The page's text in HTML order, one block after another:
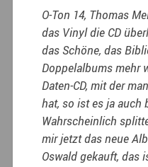
O-Ton 14, Thomas
das Vinyl die CD
das Schöne, das
Doppelalbums mehr
Daten-CD, mit der
hat, so ist es ja auch
Wahrscheinlich
mir jetzt das neue
Oswald gekauft, das